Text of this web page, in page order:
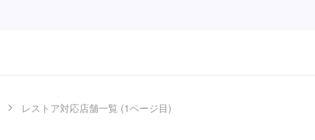
レストア対応店舗一覧 (1ページ目)